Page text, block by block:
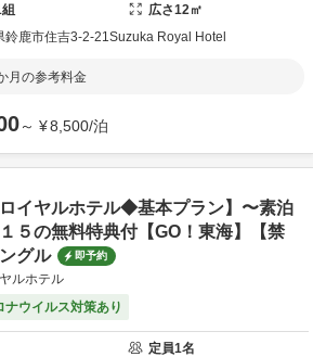
組 広さ12㎡
鈴鹿市住吉3-2-21Suzuka Royal Hotel
月の参考料金
～ ¥8,500/泊
ロイヤルホテル◆基本プラン】〜素泊
５の無料特典付【GO！東海】【禁
グル
即予約
ルホテル
ナウイルス対策あり
定員1名